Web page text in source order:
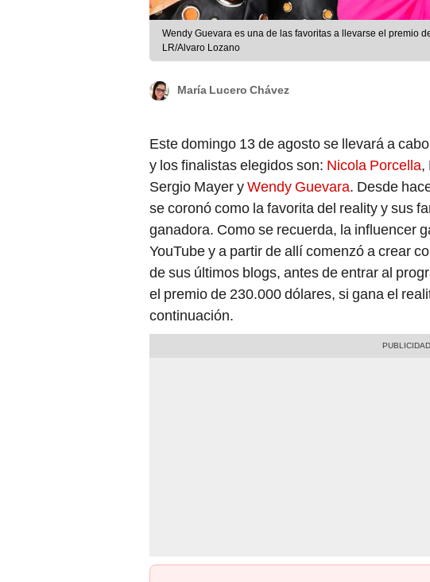
Wendy Guevara es una de las favoritas a llevarse el premio
LR/Alvaro Lozano
María Lucero Chávez
Este domingo 13 de agosto se llevará a
y los finalistas elegidos son: Nicola Porcella,
Sergio Mayer yWendy Guevara. Desde
se coronó como la favorita del reality y sus
ganadora. Como se recuerda, la influencer
YouTube y a partir de allí comenzó a crear
de sus últimos blogs, antes de entrar al
el premio de 230.000 dólares, si gana el
continuación.